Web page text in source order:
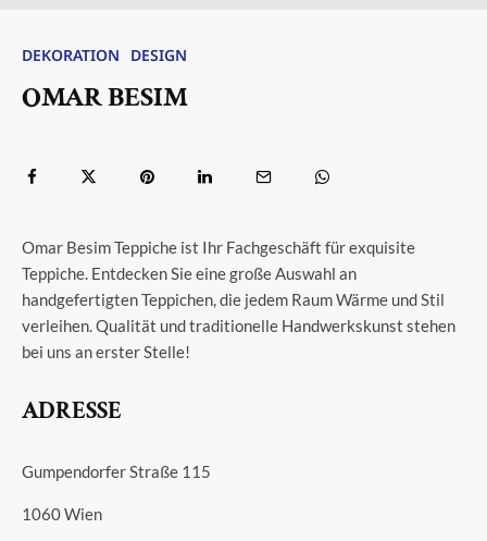
DEKORATION DESIGN
OMAR BESIM
Omar Besim Teppiche ist Ihr Fachgeschäft für exquisite
Teppiche. Entdecken Sie eine große Auswahl an
handgefertigten Teppichen, die jedem Raum Wärme und Stil
verleihen. Qualität und traditionelle Handwerkskunst stehen
bei uns an erster Stelle!
ADRESSE
Gumpendorfer Straße 115
1060 Wien